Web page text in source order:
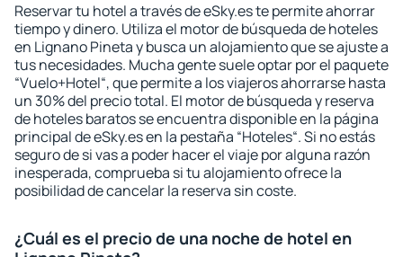
Reservar tu hotel a través de eSky.es te permite ahorrar
tiempo y dinero. Utiliza el motor de búsqueda de hoteles
en Lignano Pineta y busca un alojamiento que se ajuste a
tus necesidades. Mucha gente suele optar por el paquete
“Vuelo+Hotel“, que permite a los viajeros ahorrarse hasta
un 30% del precio total. El motor de búsqueda y reserva
de hoteles baratos se encuentra disponible en la página
principal de eSky.es en la pestaña “Hoteles“. Si no estás
seguro de si vas a poder hacer el viaje por alguna razón
inesperada, comprueba si tu alojamiento ofrece la
posibilidad de cancelar la reserva sin coste.
¿Cuál es el precio de una noche de hotel en